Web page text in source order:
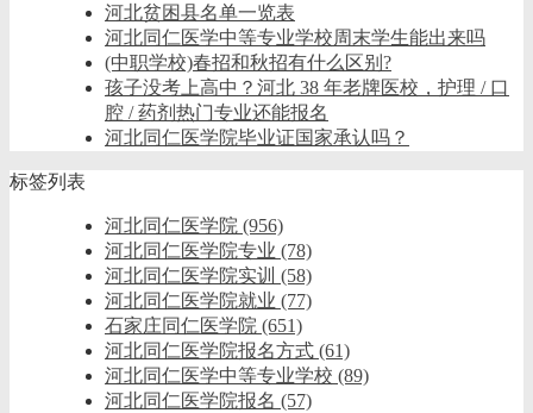
河北贫困县名单一览表
河北同仁医学中等专业学校周末学生能出来吗
(中职学校)春招和秋招有什么区别?
孩子没考上高中？河北 38 年老牌医校，护理 / 口
腔 / 药剂热门专业还能报名
河北同仁医学院毕业证国家承认吗？
标签列表
河北同仁医学院 (956)
河北同仁医学院专业 (78)
河北同仁医学院实训 (58)
河北同仁医学院就业 (77)
石家庄同仁医学院 (651)
河北同仁医学院报名方式 (61)
河北同仁医学中等专业学校 (89)
河北同仁医学院报名 (57)